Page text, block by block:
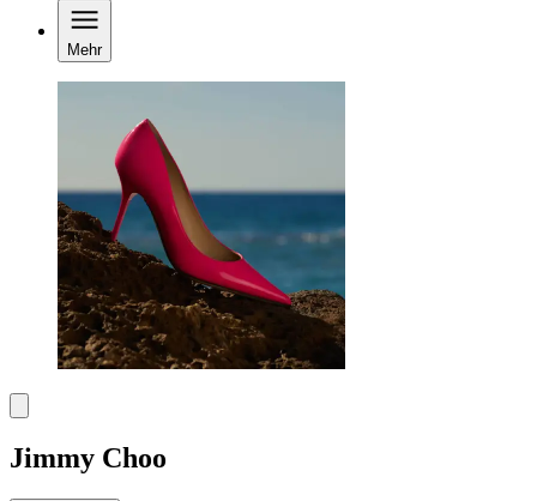
Mehr
Jimmy Choo